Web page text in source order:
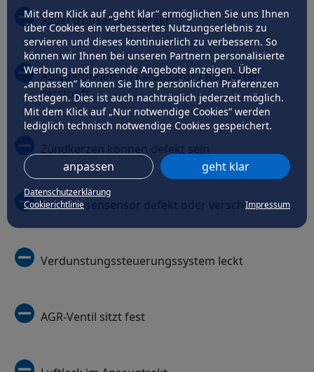
Mit dem Klick auf „geht klar” ermöglichen Sie uns Ihnen
über Cookies ein verbessertes Nutzungserlebnis zu
servieren und dieses kontinuierlich zu verbessern. So
können wir Ihnen bei unseren Partnern personalisierte
Werbung und passende Angebote anzeigen. Über
„anpassen” können Sie Ihre persönlichen Präferenzen
festlegen. Dies ist auch nachträglich jederzeit möglich.
Mit dem Klick auf „Nur notwendige Cookies” werden
lediglich technisch notwendige Cookies gespeichert.
anpassen geht klar
Datenschutzerklärung
Cookierichtlinie
Impressum
Sauerstoffsensor defekt
Ablagerungen im Katalysator / Konverter
verstopft
Lustmassensensor defekt oder verschmutzt
Verdunstungssteuerungssystem leckt
AGR-Ventil sitzt fest